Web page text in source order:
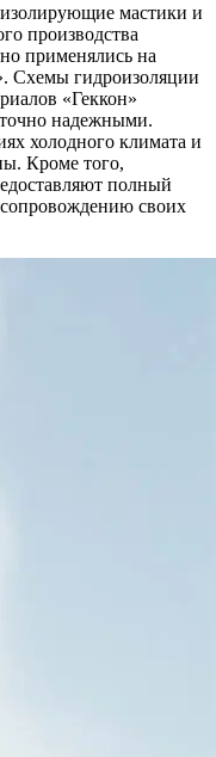
мастики и
производства
применялись на
Схемы гидроизоляции
«Геккон»
надежными.
холодного климата и
Кроме того,
полный
своих